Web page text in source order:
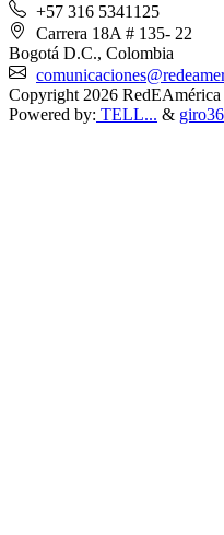
+57 316 5341125
Carrera 18A # 135- 22
Bogotá D.C., Colombia
Copyright 2026 RedEAmérica
Powered by: TELL... &